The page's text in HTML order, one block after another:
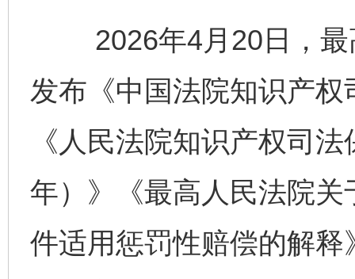
2026年4月20日，最
发布《中国法院知识产
《人民法院知识产权司
年）》《最高人民法院
件适用惩罚性赔偿的解